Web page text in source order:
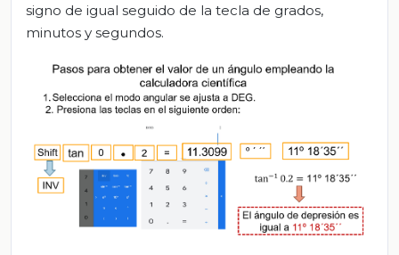
signo de igual seguido de la tecla de grados,
minutos y segundos.